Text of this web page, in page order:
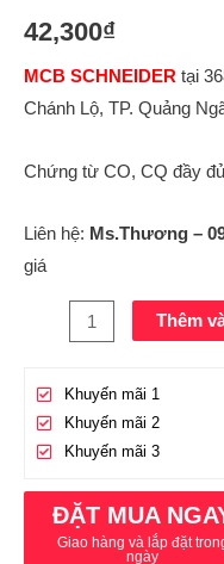
42,300₫
MCB SCHNEIDER tại
Chánh Lộ, TP. Quảng
Chứng từ CO, CQ đầy đủ
Liên hệ: Ms.Thương –
giá
Thêm
Khuyến mãi 1
Khuyến mãi 2
Khuyến mãi 3
ĐẶT MUA
Giao hàng và lắp đặt
ngày